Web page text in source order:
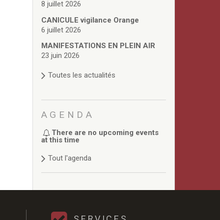
8 juillet 2026
CANICULE vigilance Orange
6 juillet 2026
MANIFESTATIONS EN PLEIN AIR
23 juin 2026
Toutes les actualités
AGENDA
There are no upcoming events
at this time
Tout l'agenda